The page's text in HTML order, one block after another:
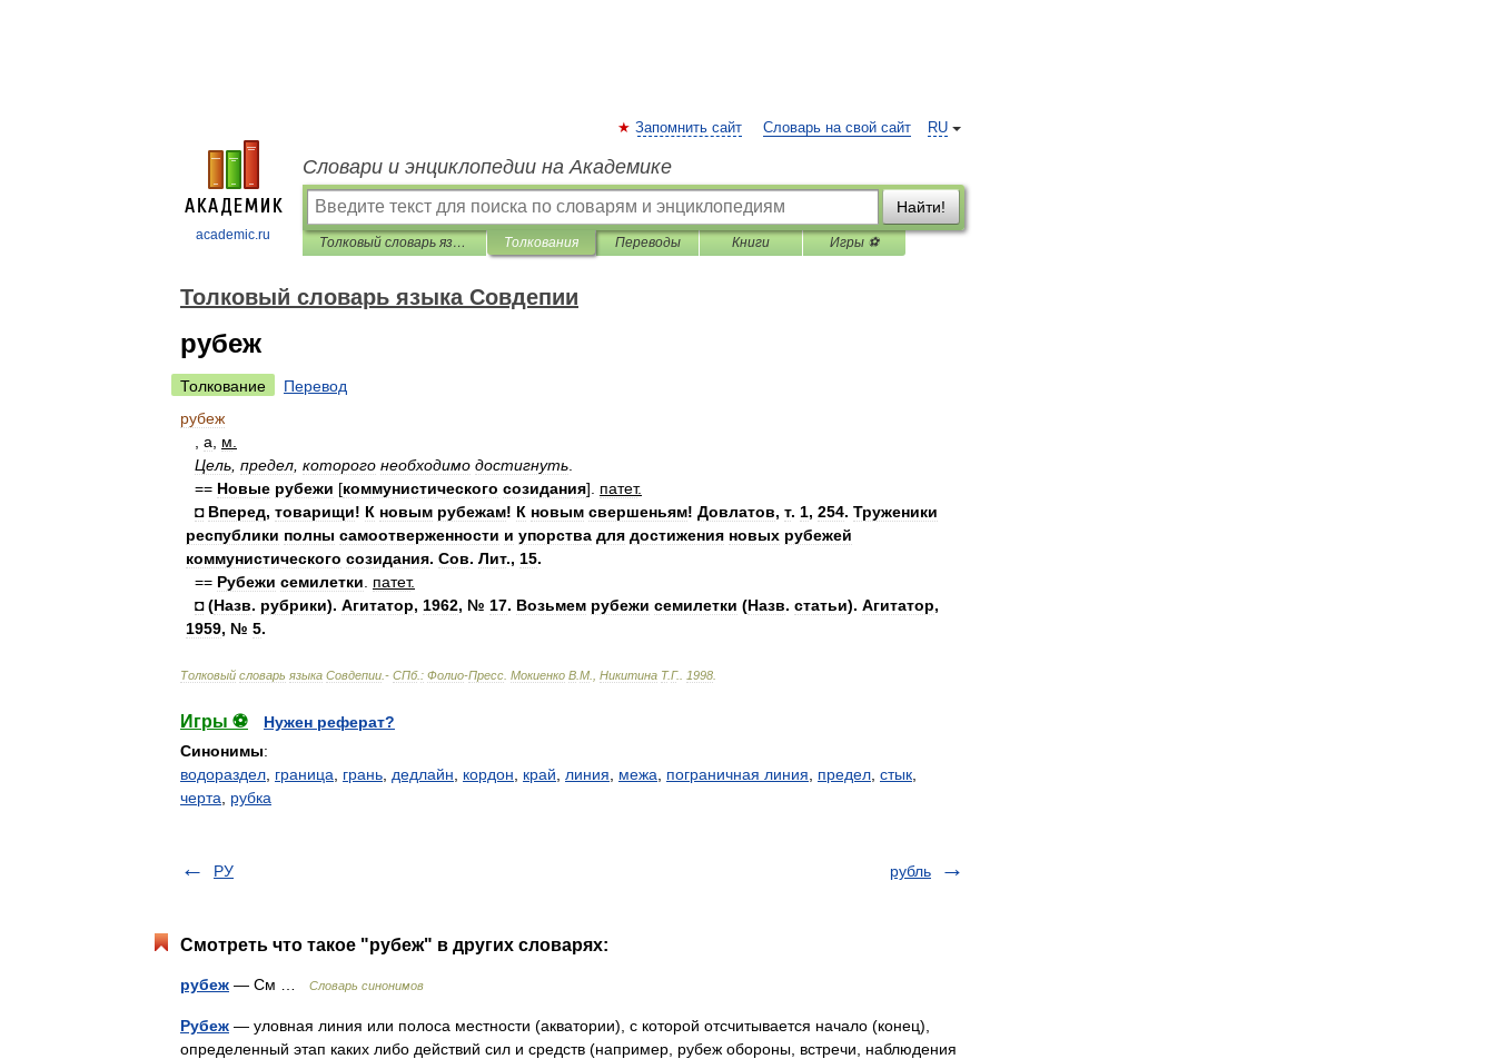
academic.ru
RU
Запомнить сайт Словарь на свой сайт
Словари и энциклопедии на Академике
Найти!
Толковый словарь языка Совдепии Толкования Переводы Книги Игры ⚽
Толковый словарь языка Совдепии
рубеж
Толкование
Перевод
рубеж
а м
Цель предел которого необходимо достигнуть
== Новые рубежи [коммунистического созидания]. патет.
◘ Вперед, товарищи! К новым рубежам! К новым свершеньям! Довлатов, т. 1, 254. Труженики
республики полны самоотверженности и упорства для достижения новых рубежей
коммунистического созидания. Сов. Лит., 15.
== Рубежи семилетки патет.
◘(Назв. рубрики). Агитатор, 1962, № 17. Возьмем рубежи семилетки (Назв. статьи). Агитатор,
1959, № 5.
Толковый словарь языка Совдепии .- СПб. : Фолио-Пресс Мокиенко В М Никитина Т.Г. 1998
Игры ⚽
Нужен реферат?
Синонимы:
водораздел граница грань дедлайн кордон край линия межа пограничная линия предел стык
черта
рубка
РУ рубль
Смотреть что такое "рубеж" в других словарях:
рубеж — См … Словарь синонимов
Рубеж — уловная линия или полоса местности (акватории), с которой отсчитывается начало (конец),
определенный этап каких либо действий сил и средств (например, рубеж обороны, встречи, наблюдения